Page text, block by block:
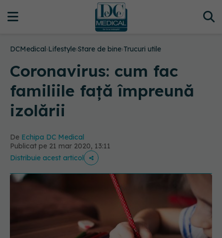
DCMedical›Lifestyle›Stare de bine›Trucuri utile
Coronavirus: cum fac
familiile față împreună
izolării
De Echipa DC Medical
Publicat pe 21 mar 2020, 13:11
Distribuie acest articol